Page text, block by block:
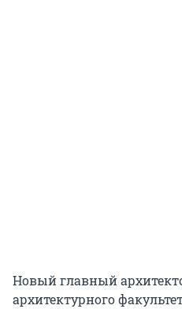
Новый главный
архитектурного